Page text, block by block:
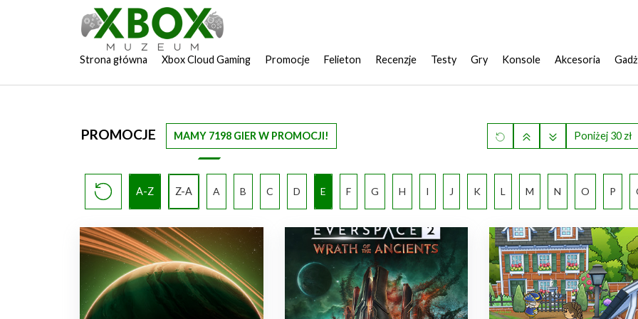
Strona główna Xbox Cloud Gaming Promocje Felieton Recenzje Testy Gry Konsole Akcesoria
PROMOCJE MAMY 7198 GIER W PROMOCJI! Poniżej 30 zł
A-Z Z-A A B C D E F G H I J K L M N O P